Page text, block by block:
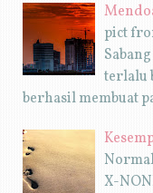
pict
terlalu
berhasil membuat
X-